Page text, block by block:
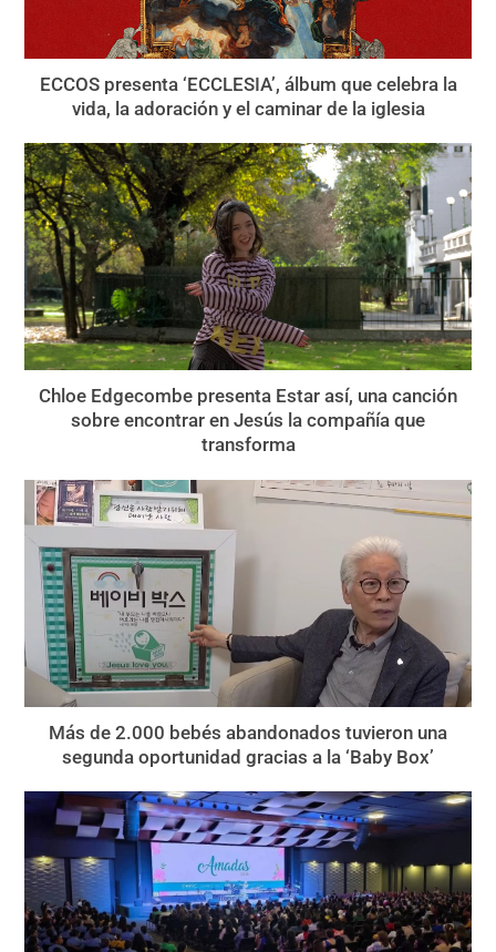
ECCOS presenta ‘ECCLESIA’, álbum que celebra la
vida, la adoración y el caminar de la iglesia
Chloe Edgecombe presenta Estar así, una canción
sobre encontrar en Jesús la compañía que
transforma
Más de 2.000 bebés abandonados tuvieron una
segunda oportunidad gracias a la ‘Baby Box’